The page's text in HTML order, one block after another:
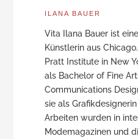
ILANA BAUER
Vita Ilana Bauer ist
Künstlerin aus
Pratt Institute in New
als Bachelor of Fine
Communications
sie als
Arbeiten wurden in
Modemagazinen und